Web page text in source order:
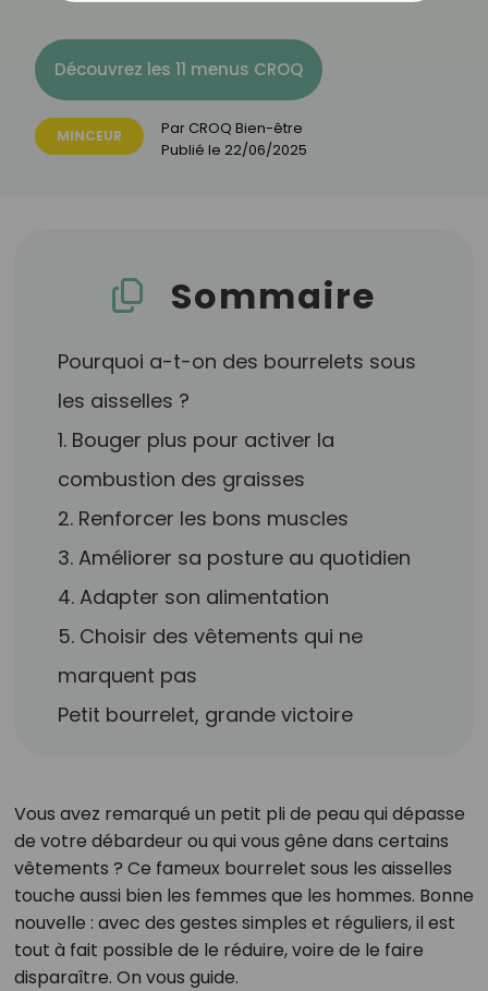
Découvrez les 11 menus CROQ
MINCEUR Par CROQ Bien-être
Publié le 22/06/2025
Sommaire
Pourquoi a-t-on des bourrelets sous
les aisselles ?
1. Bouger plus pour activer la
combustion des graisses
2. Renforcer les bons muscles
3. Améliorer sa posture au quotidien
4. Adapter son alimentation
5. Choisir des vêtements qui ne
marquent pas
Petit bourrelet, grande victoire
Vous avez remarqué un petit pli de peau qui dépasse
de votre débardeur ou qui vous gêne dans certains
vêtements ? Ce fameux bourrelet sous les aisselles
touche aussi bien les femmes que les hommes. Bonne
nouvelle : avec des gestes simples et réguliers, il est
tout à fait possible de le réduire, voire de le faire
disparaître. On vous guide.